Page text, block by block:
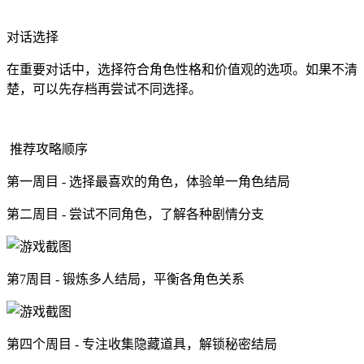
对话选择
在重要对话中，选择符合角色性格和价值观的选项。如果不清
楚，可以先存档再尝试不同选择。
推荐攻略顺序
第一周目 - 选择最喜欢的角色，体验单一角色结局
第二周目 - 尝试不同角色，了解各种剧情分支
第7周目 - 锻炼多人结局，平衡各角色关系
第四个周目 - 专注收集隐藏道具，解锁秘密结局